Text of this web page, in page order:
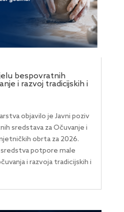
bespovratnih
i razvoj tradicijskih i
objavilo je Javni poziv
sredstava za Očuvanje i
obrta za 2026.
potpore male
i razvoja tradicijskih i